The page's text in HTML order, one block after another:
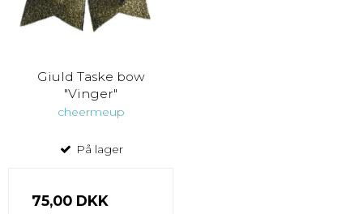
Giuld Taske bow
"Vinger"
cheermeup
På lager
75,00 DKK